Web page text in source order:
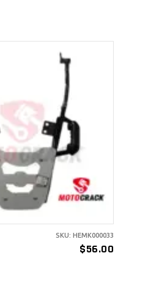
AL CARRITO
$56.00
SKU: HEMK000033